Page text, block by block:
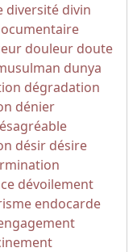
diversité divin
douleur doute
dunya
dégradation
dénier
désir désire
dévoilement
endocarde